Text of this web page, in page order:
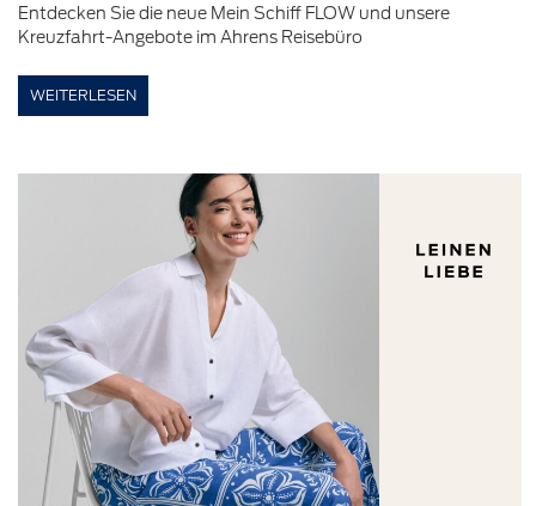
Entdecken Sie die neue Mein Schiff FLOW und unsere
Kreuzfahrt-Angebote im Ahrens Reisebüro
WEITERLESEN